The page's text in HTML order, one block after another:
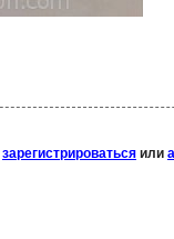
зарегистрироваться или